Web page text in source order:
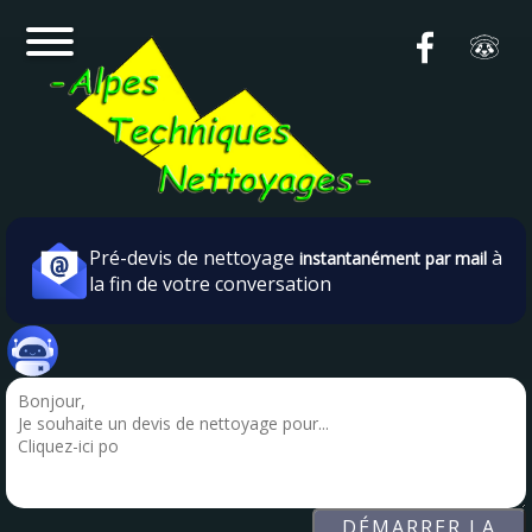
Pré-devis de nettoyage instantanément par mail à
la fin de votre conversation